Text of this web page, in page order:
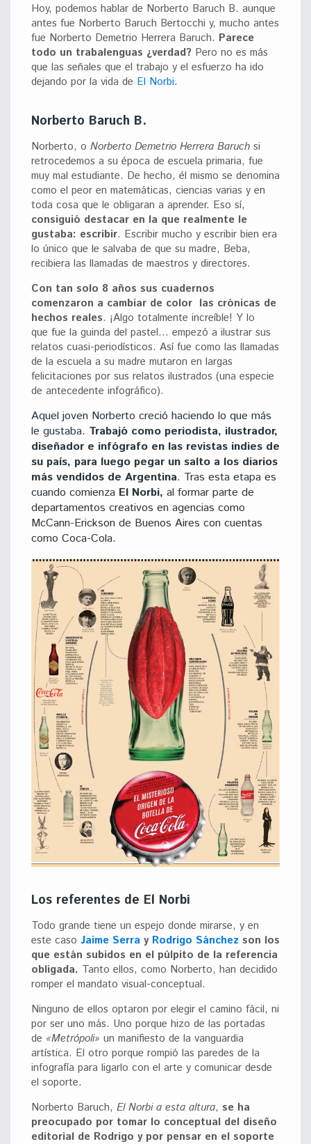
Hoy, podemos hablar de Norberto Baruch B. aunque
antes fue Norberto Baruch Bertocchi y, mucho antes
fue Norberto Demetrio Herrera Baruch. Parece
todo un trabalenguas ¿verdad? Pero no es más
que las señales que el trabajo y el esfuerzo ha ido
dejando por la vida de El Norbi.
Norberto Baruch B.
Norberto, o Norberto Demetrio Herrera Baruch si
retrocedemos a su época de escuela primaria, fue
muy mal estudiante. De hecho, él mismo se denomina
como el peor en matemáticas, ciencias varias y en
toda cosa que le obligaran a aprender. Eso sí,
consiguió destacar en la que realmente le
gustaba: escribir. Escribir mucho y escribir bien era
lo único que le salvaba de que su madre, Beba,
recibiera las llamadas de maestros y directores.
Con tan solo 8 años sus cuadernos
comenzaron a cambiar de color las crónicas de
hechos reales. ¡Algo totalmente increíble! Y lo
que fue la guinda del pastel… empezó a ilustrar sus
relatos cuasi-periodísticos. Así fue como las llamadas
de la escuela a su madre mutaron en largas
felicitaciones por sus relatos ilustrados (una especie
de antecedente infográfico).
Aquel joven Norberto creció haciendo lo que más
le gustaba. Trabajó como periodista, ilustrador,
diseñador e infógrafo en las revistas indies de
su país, para luego pegar un salto a los diarios
más vendidos de Argentina. Tras esta etapa es
cuando comienza El Norbi, al formar parte de
departamentos creativos en agencias como
McCann-Erickson de Buenos Aires con cuentas
como Coca-Cola.
Los referentes de El Norbi
Todo grande tiene un espejo donde mirarse, y en
este caso Jaime Serra y Rodrigo Sánchez son los
que están subidos en el púlpito de la referencia
obligada. Tanto ellos, como Norberto, han decidido
romper el mandato visual-conceptual.
Ninguno de ellos optaron por elegir el camino fácil, ni
por ser uno más. Uno porque hizo de las portadas
de «Metrópoli» un manifiesto de la vanguardia
artística. El otro porque rompió las paredes de la
infografía para ligarlo con el arte y comunicar desde
el soporte.
Norberto Baruch, El Norbi a esta altura, se ha
preocupado por tomar lo conceptual del diseño
editorial de Rodrigo y por pensar en el soporte